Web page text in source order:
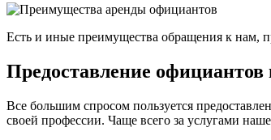
Есть и иные преимущества обращения к нам,
Предоставление официантов
Все большим спросом пользуется
своей профессии. Чаще всего за услугами